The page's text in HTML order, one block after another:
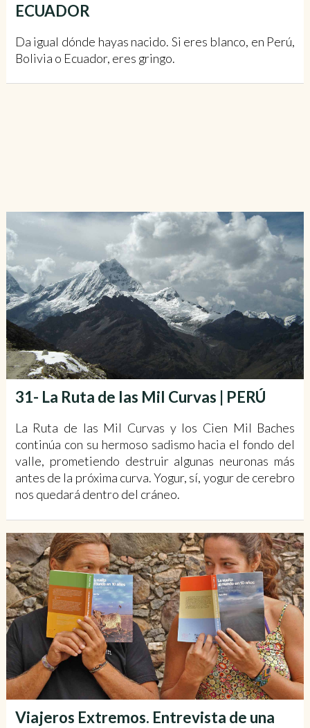
ECUADOR
Da igual dónde hayas nacido. Si eres blanco, en Perú,
Bolivia o Ecuador, eres gringo.
31- La Ruta de las Mil Curvas | PERÚ
La Ruta de las Mil Curvas y los Cien Mil Baches
continúa con su hermoso sadismo hacia el fondo del
valle, prometiendo destruir algunas neuronas más
antes de la próxima curva. Yogur, sí, yogur de cerebro
nos quedará dentro del cráneo.
Viajeros Extremos. Entrevista de una